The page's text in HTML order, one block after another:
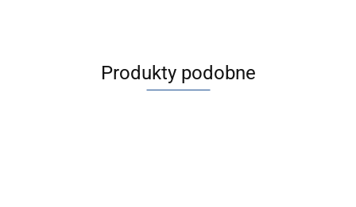
Produkty podobne